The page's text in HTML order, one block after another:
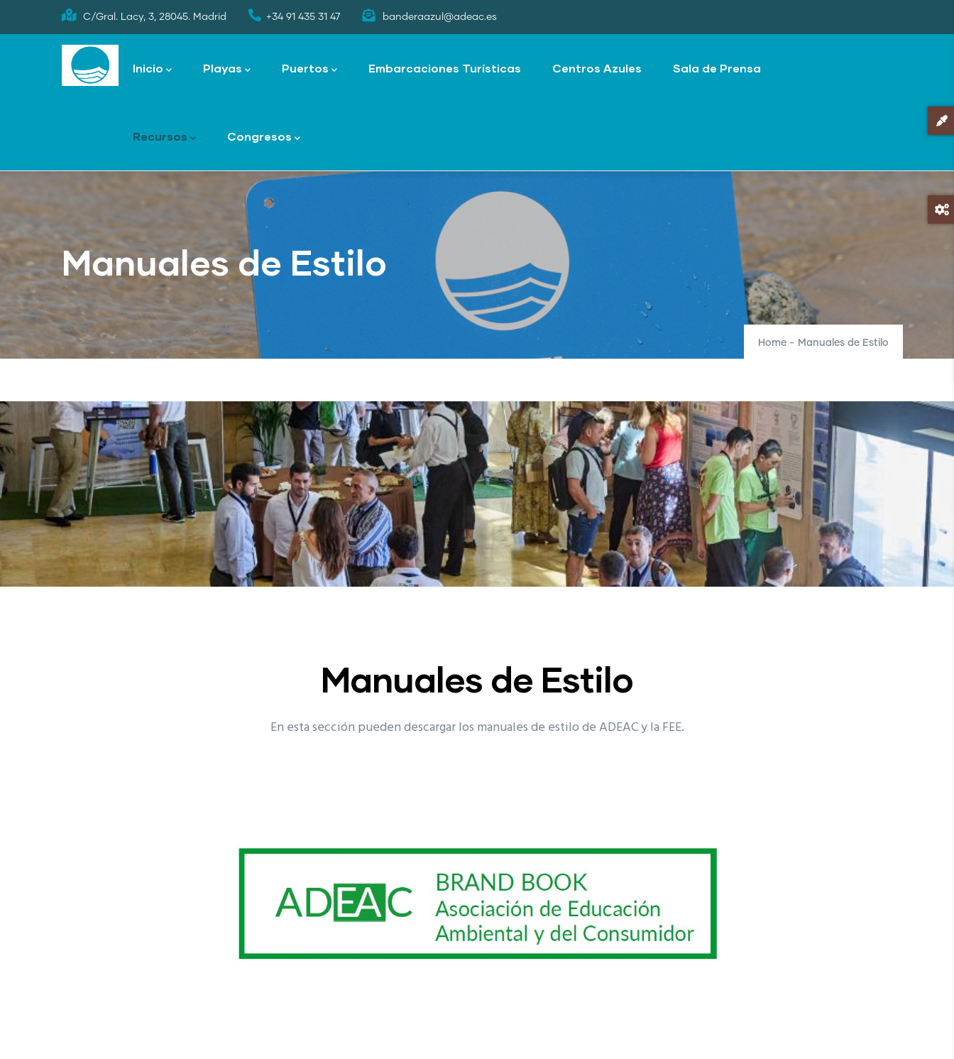
to
C/Gral. Lacy, 3, 28045. Madrid +34 91 435 31 47 banderaazul@adeac.es
navigation
Inicio Playas Puertos Embarcaciones Turísticas Centros Azules Sala de Prensa
Recursos Congresos
Manuales de Estilo
Home - Manuales de Estilo
Manuales de Estilo
En esta sección pueden descargar los manuales de estilo de ADEAC y la FEE.